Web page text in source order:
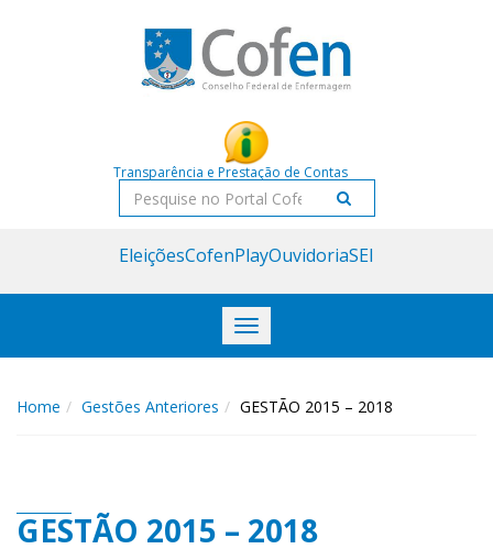
Transparência e Prestação de Contas
Pesquisar
EleiçõesCofenPlayOuvidoriaSEI
Toggle
navigation
Home Gestões Anteriores GESTÃO 2015 – 2018
GESTÃO 2015 – 2018